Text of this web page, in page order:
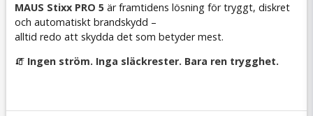
MAUS Stixx PRO 5 är framtidens lösning för tryggt, diskret
och automatiskt brandskydd –
alltid redo att skydda det som betyder mest.
🧯 Ingen ström. Inga släckrester. Bara ren trygghet.